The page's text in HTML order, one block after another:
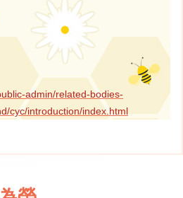
admin/related-bodies-
cyc/introduction/index.html